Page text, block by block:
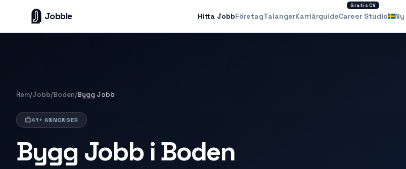
Jobble Hitta JobbFöretagTalangerKarriärguide
Gratis CV
Career Studio Ny
Hem/Jobb/Boden/Bygg Jobb
41+ ANNONSER
Bygg Jobb i Boden